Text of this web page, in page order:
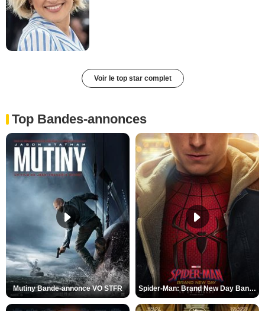
Voir le top star complet
Top Bandes-annonces
Mutiny Bande-annonce VO STFR Spider-Man: Brand New Day Bande-annonce VO STFR